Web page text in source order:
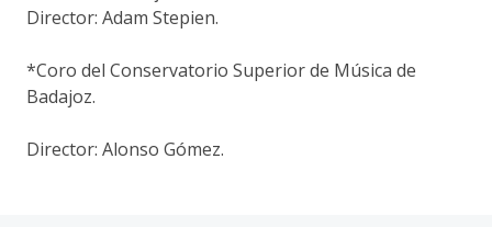
Director: Adam Stepien.
*Coro del Conservatorio Superior de Música de
Badajoz.
Director: Alonso Gómez.